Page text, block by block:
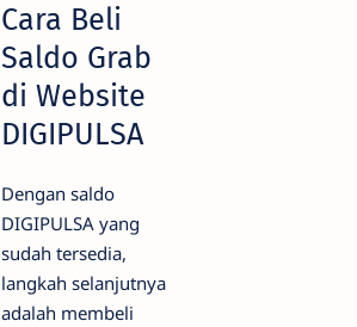
Cara Beli
Saldo Grab
di Website
DIGIPULSA
Dengan saldo
DIGIPULSA yang
sudah tersedia,
langkah selanjutnya
adalah membeli